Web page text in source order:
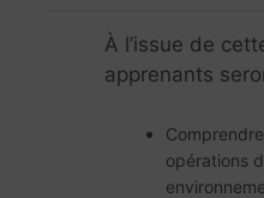
À l’issue de
apprenants
opérations